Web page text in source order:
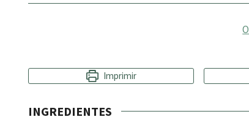
Imprimir
INGREDIENTES